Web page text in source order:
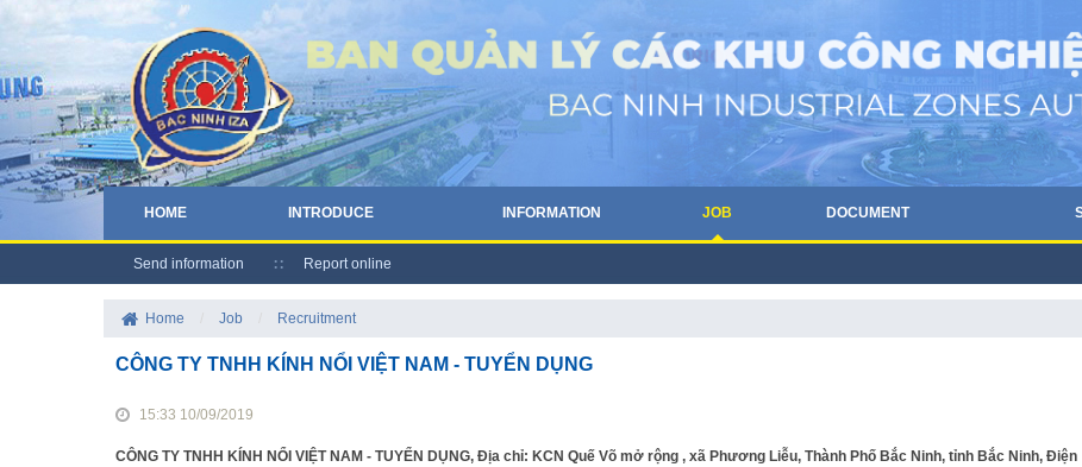
HOME INTRODUCE INFORMATION JOB DOCUMENT
Send information Report online
Home Job Recruitment
CÔNG TY TNHH KÍNH NỔI VIỆT NAM - TUYỂN DỤNG
15:33 10/09/2019
CÔNG TY TNHH KÍNH NỔI VIỆT NAM - TUYỂN DỤNG, Địa chỉ: KCN Quế Võ mở rộng , xã Phương Liễu, Thành Phố Bắc Ninh, tỉnh Bắc Ninh, Điện